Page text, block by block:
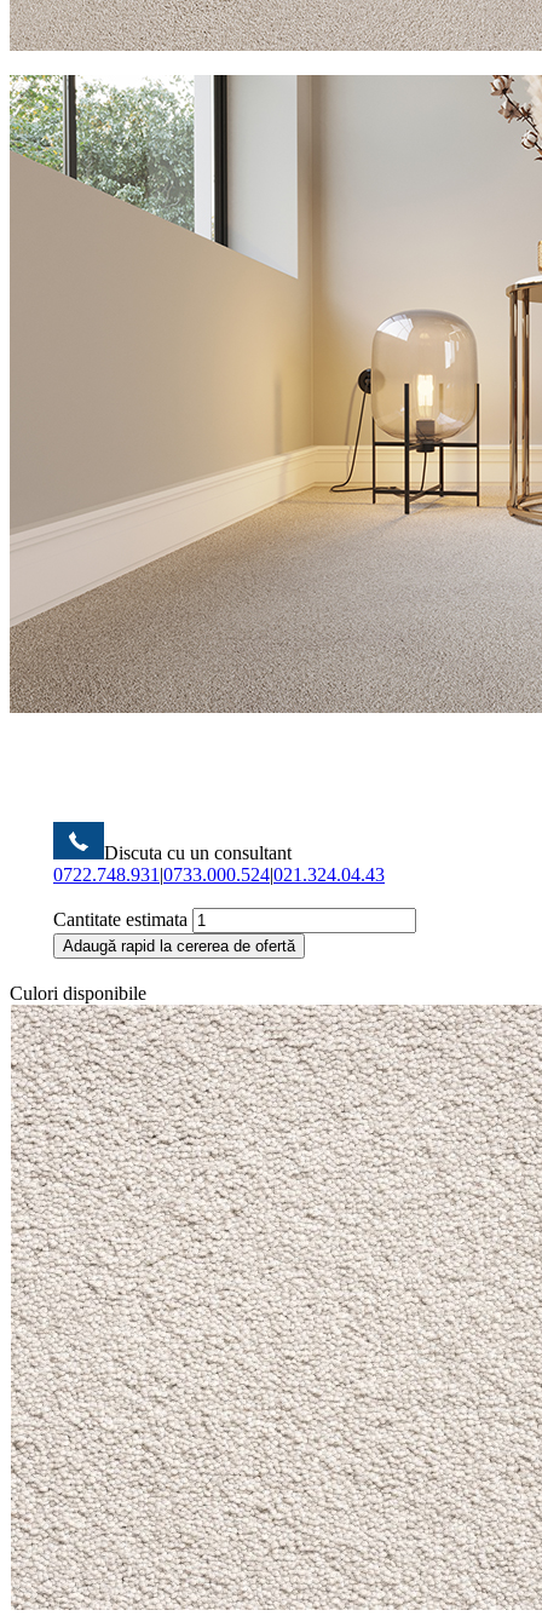
Discuta cu un consultant
0722.748.931 |0733.000.524|021.324.04.43
Cantitate estimata
Adaugă rapid la cererea de ofertă
Culori disponibile